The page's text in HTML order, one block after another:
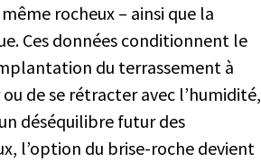
rocheux – ainsi que la
Ces données conditionnent le
du terrassement à
de se rétracter avec l’humidité,
déséquilibre futur des
l’option du brise-roche devient